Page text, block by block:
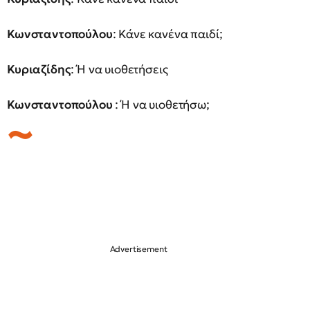
Κωνσταντοπούλου: Κάνε κανένα παιδί;
Κυριαζίδης: Ή να υιοθετήσεις
Κωνσταντοπούλου : Ή να υιοθετήσω;